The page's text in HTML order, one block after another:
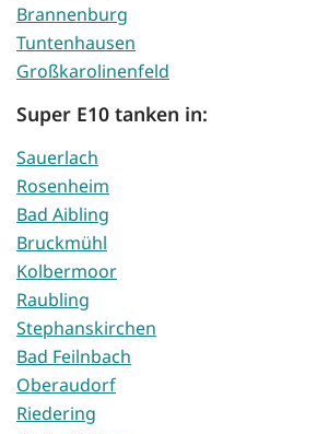
Brannenburg
Tuntenhausen
Großkarolinenfeld
Super E10 tanken in:
Sauerlach
Rosenheim
Bad Aibling
Bruckmühl
Kolbermoor
Raubling
Stephanskirchen
Bad Feilnbach
Oberaudorf
Riedering